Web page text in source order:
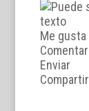
Me gusta
Comentar
Enviar
Compartir